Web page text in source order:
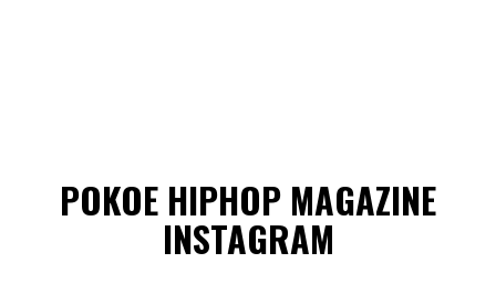
POKOE HIPHOP MAGAZINE
INSTAGRAM